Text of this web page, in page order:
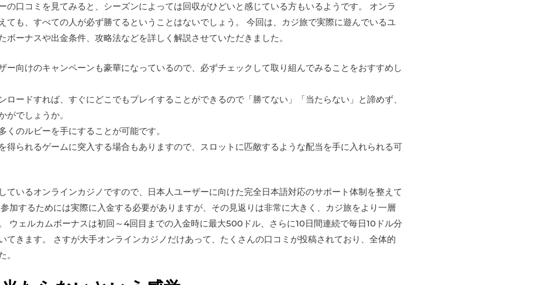
の口コミを見てみると、シーズンによっては回収がひどいと感じている方もいるようです。 オンラ
ても、すべての人が必ず勝てるということはないでしょう。 今回は、カジ旅で実際に遊んでいるユ
ボーナスや出金条件、攻略法などを詳しく解説させていただきました。
ー向けのキャンペーンも豪華になっているので、必ずチェックして取り組んでみることをおすすめし
ロードすれば、すぐにどこでもプレイすることができるので「勝てない」「当たらない」と諦めず、
がでしょうか。
くのルビーを手にすることが可能です。
得られるゲームに突入する場合もありますので、スロットに匹敵するような配当を手に入れられる可
ているオンラインカジノですので、日本人ユーザーに向けた完全日本語対応のサポート体制を整えて
加するためには実際に入金する必要がありますが、その見返りは非常に大きく、カジ旅をより一層
ウェルカムボーナスは初回～4回目までの入金時に最大500ドル、さらに10日間連続で毎日10ドル分
てきます。 さすが大手オンラインカジノだけあって、たくさんの口コミが投稿されており、全体的
。